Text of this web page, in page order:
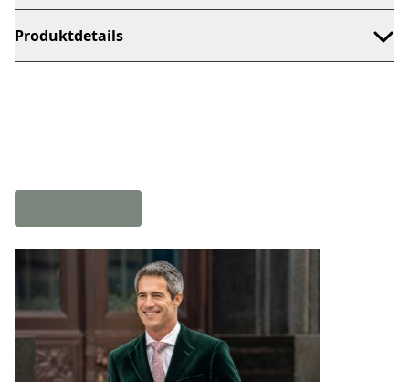
Produktdetails